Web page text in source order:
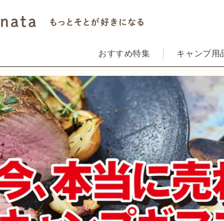
おすすめ特集 キャンプ用